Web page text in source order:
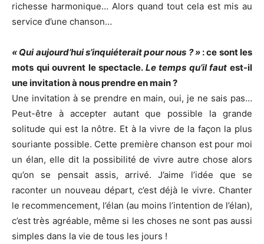
richesse harmonique… Alors quand tout cela est mis au
service d’une chanson…
« Qui aujourd’hui s’inquiéterait pour nous ? » : ce sont les
mots qui ouvrent le spectacle. Le temps qu’il faut est-il
une invitation à nous prendre en main ?
Une invitation à se prendre en main, oui, je ne sais pas…
Peut-être à accepter autant que possible la grande
solitude qui est la nôtre. Et à la vivre de la façon la plus
souriante possible. Cette première chanson est pour moi
un élan, elle dit la possibilité de vivre autre chose alors
qu’on se pensait assis, arrivé. J’aime l’idée que se
raconter un nouveau départ, c’est déjà le vivre. Chanter
le recommencement, l’élan (au moins l’intention de l’élan),
c’est très agréable, même si les choses ne sont pas aussi
simples dans la vie de tous les jours !